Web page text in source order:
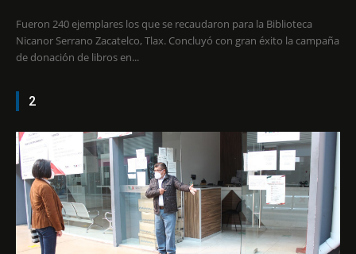
Fueron 240 ejemplares los que se recaudaron para la Biblioteca
Nicanor Serrano Zacatelco, Tlax. Concluyó con gran éxito la campaña
de donación de libros en...
2